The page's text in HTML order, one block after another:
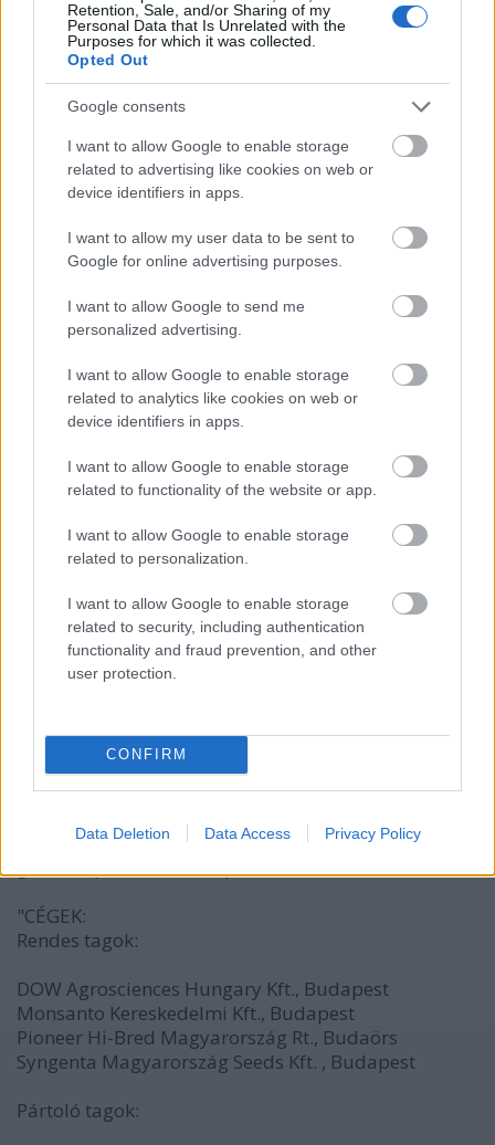
Retention, Sale, and/or Sharing of my
Personal Data that Is Unrelated with the
Purposes for which it was collected.
Opted Out
Google consents
I want to allow Google to enable storage
related to advertising like cookies on web or
device identifiers in apps.
I want to allow my user data to be sent to
Google for online advertising purposes.
I want to allow Google to send me
personalized advertising.
I want to allow Google to enable storage
related to analytics like cookies on web or
device identifiers in apps.
I want to allow Google to enable storage
related to functionality of the website or app.
I want to allow Google to enable storage
related to personalization.
I want to allow Google to enable storage
related to security, including authentication
functionality and fraud prevention, and other
user protection.
CONFIRM
Data Deletion Data Access Privacy Policy
glifozátnak ellenálló gyomnövények száma, ami
miatt még erősebb (értsd: környezet- és
egészségügyi kockázattal bíró) vegyszerekre van/lesz
szükség.
earthtrends.wri.org/images/Glyphosate_resistant_we
15 éve
dolgokat:
csatlakozás előtt GM szóját (Roundup Ready)
már előállítottak. A csatlakozás után kénytelenek
voltak felhagyni vele, mert termesztése nem
engedélyezett az EU-ban, csak kereskedelmi
forgalmazása. Mivel a nehezen irtható gyomok
ellen a hagyományos szójában nem tudtak
gazdaságosan védekezni, a szója vetésterülete
harmadára csökkent, így behozatalra szorulnak
szójából (Románia korábban önellátó volt
szójából)."
Bob_
@pandava: látom, hogy innen informálódtál:
zoldbiotech.uw.hu/
Az innen vett híreket nagyon érdemes triplán
leellenőrizni. A tagok a legnagyobb
"CÉGEK:
Rendes tagok:
DOW Agrosciences Hungary Kft., Budapest
Monsanto Kereskedelmi Kft., Budapest
Pioneer Hi-Bred Magyarország Rt., Budaörs
Syngenta Magyarország Seeds Kft. , Budapest
Pártoló tagok: